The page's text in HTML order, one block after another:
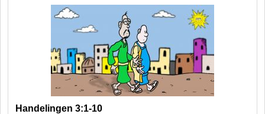
Handelingen 3:1-10